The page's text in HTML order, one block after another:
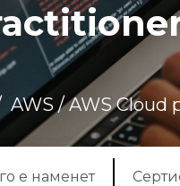
AWS / AWS Cloud
е наменет